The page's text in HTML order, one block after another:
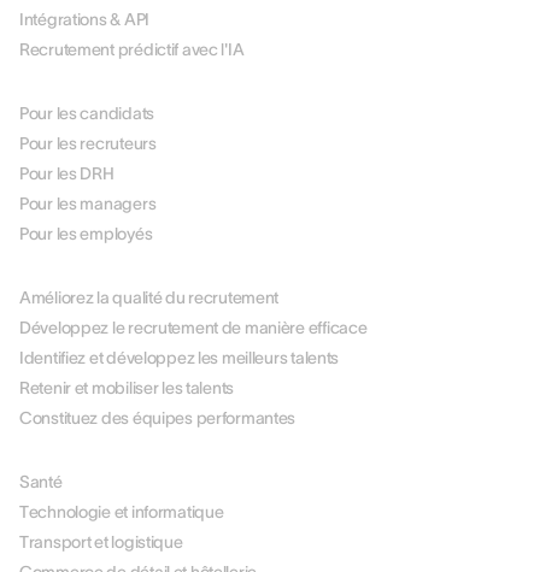
Intégrations & API
Recrutement prédictif avec l'IA
Pour les candidats
Pour les recruteurs
Pour les DRH
Pour les managers
Pour les employés
Améliorez la qualité du recrutement
Développez le recrutement de manière efficace
Identifiez et développez les meilleurs talents
Retenir et mobiliser les talents
Constituez des équipes performantes
Santé
Technologie et informatique
Transport et logistique